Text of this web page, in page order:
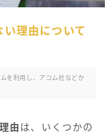
理由について
を利用し、アコム社などか
由 は、いくつかの